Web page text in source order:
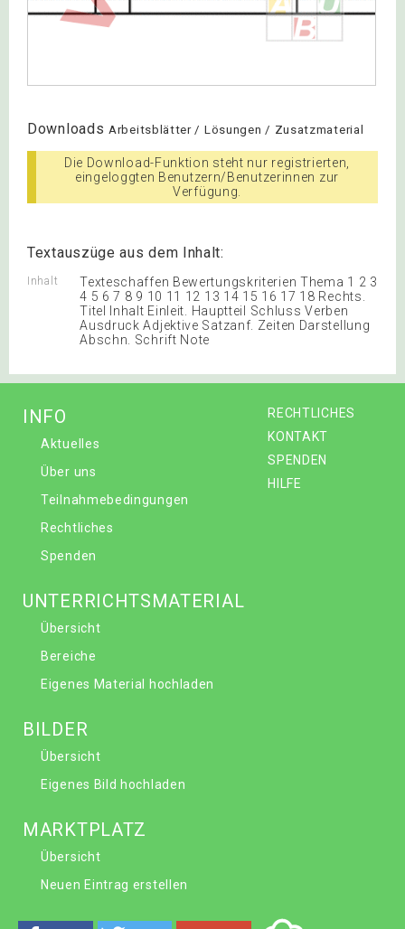
Downloads Arbeitsblätter / Lösungen / Zusatzmaterial
Die Download-Funktion steht nur registrierten,
eingeloggten Benutzern/Benutzerinnen zur
Verfügung.
Textauszüge aus dem Inhalt:
Inhalt
Texteschaffen Bewertungskriterien Thema 1 2 3
4 5 6 7 8 9 10 11 12 13 14 15 16 17 18 Rechts.
Titel Inhalt Einleit. Hauptteil Schluss Verben
Ausdruck Adjektive Satzanf. Zeiten Darstellung
Abschn. Schrift Note
RECHTLICHES
KONTAKT
SPENDEN
HILFE
INFO
Aktuelles
Über uns
Teilnahmebedingungen
Rechtliches
Spenden
UNTERRICHTSMATERIAL
Übersicht
Bereiche
Eigenes Material hochladen
BILDER
Übersicht
Eigenes Bild hochladen
MARKTPLATZ
Übersicht
Neuen Eintrag erstellen